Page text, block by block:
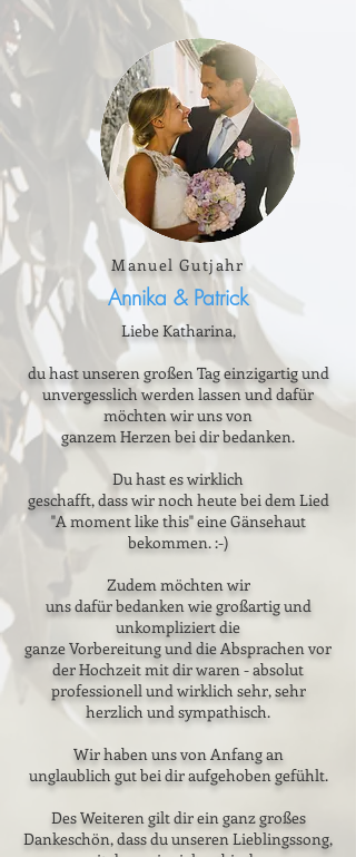
Manuel Gutjahr
Annika & Patrick
Liebe Katharina,
du hast unseren großen Tag einzigartig und
unvergesslich werden lassen und dafür
möchten wir uns von
ganzem Herzen bei dir bedanken.
Du hast es wirklich
geschafft, dass wir noch heute bei dem Lied
"A moment like this" eine Gänsehaut
bekommen. :-)
Zudem möchten wir
uns dafür bedanken wie großartig und
unkompliziert die
ganze Vorbereitung und die Absprachen vor
der Hochzeit mit dir waren - absolut
professionell und wirklich sehr, sehr
herzlich und sympathisch.
Wir haben uns von Anfang an
unglaublich gut bei dir aufgehoben gefühlt.
Des Weiteren gilt dir ein ganz großes
Dankeschön, dass du unseren Lieblingssong,